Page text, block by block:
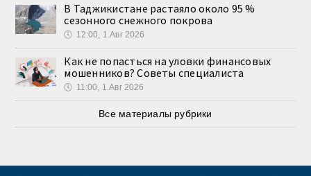
В Таджикистане растаяло около 95 %
сезонного снежного покрова
🕔 12:00, 1.Авг 2026
Как не попасться на уловки финансовых
мошенников? Советы специалиста
🕔 11:00, 1.Авг 2026
Все материалы рубрики